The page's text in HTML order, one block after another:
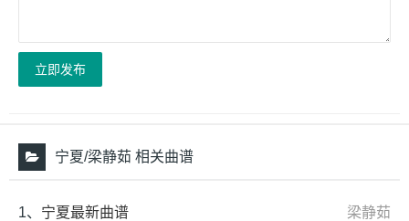
立即发布
宁夏/梁静茹 相关曲谱
梁静茹
1、 宁夏最新曲谱